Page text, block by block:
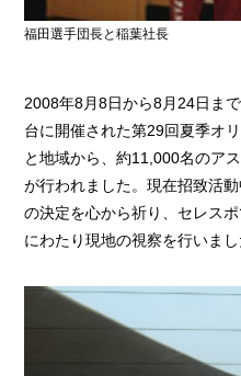
福田選手団長と稲葉社長
2008年8月8日から8月24日ま
台に開催された第29回夏季オ
と地域から、約11,000名のア
が行われました。現在招致活
の決定を心から祈り、セレス
にわたり現地の視察を行いまし